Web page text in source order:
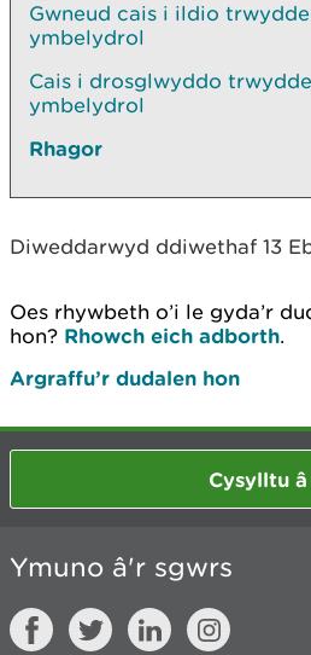
Gwneud cais i ildio
ymbelydrol
Cais i drosglwyddo
ymbelydrol
Rhagor
Diweddarwyd ddiwethaf 13
Oes rhywbeth o’i le gyda’r
hon? Rhowch eich adborth.
Argraffu’r dudalen hon
Cysylltu â
Ymuno â'r sgwrs